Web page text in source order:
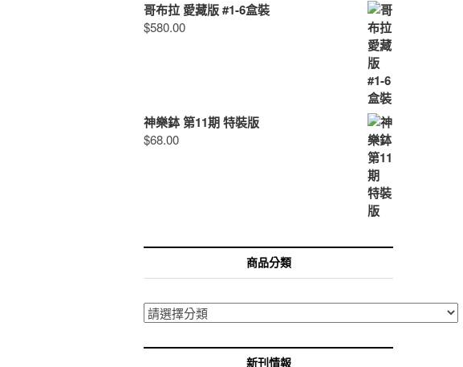
哥布拉 愛藏版 #1-6盒裝
$580.00
神樂鉢 第11期 特裝版
$68.00
商品分類
新刊情報